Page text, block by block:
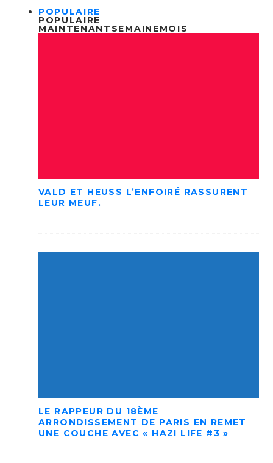
POPULAIRE
POPULAIRE
MAINTENANT SEMAINEMOIS
VALD ET HEUSS L’ENFOIRÉ RASSURENT
LEUR MEUF.
LE RAPPEUR DU 18ÈME
ARRONDISSEMENT DE PARIS EN REMET
UNE COUCHE AVEC « HAZI LIFE #3 »